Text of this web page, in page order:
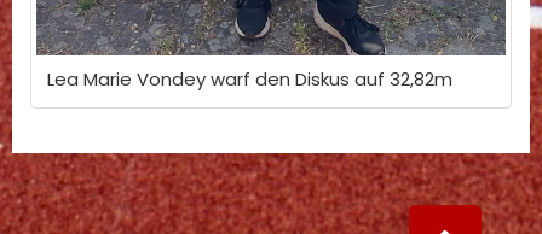
Lea Marie Vondey warf den Diskus auf 32,82m